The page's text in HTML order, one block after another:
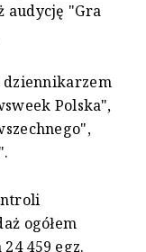
audycję "Gra
dziennikarzem
Polska",
ogółem
459 egz.